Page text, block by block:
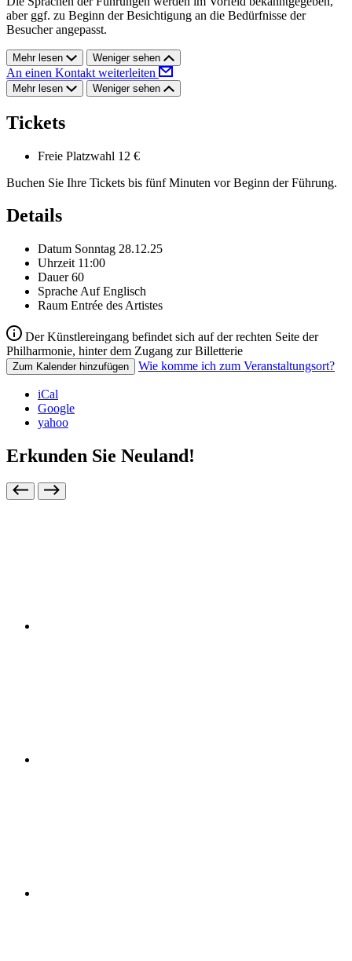
aber ggf. zu Beginn der Besichtigung an die Bedürfnisse der
Besucher angepasst.
Mehr lesen Weniger sehen
An einen Kontakt weiterleiten
Mehr lesen Weniger sehen
Tickets
Freie Platzwahl 12 €
Buchen Sie Ihre Tickets bis fünf Minuten vor Beginn der Führung.
Details
Datum Sonntag 28.12.25
Uhrzeit 11:00
Dauer 60
Sprache Auf Englisch
Raum Entrée des Artistes
Der Künstlereingang befindet sich auf der rechten Seite der
Philharmonie, hinter dem Zugang zur Billetterie
Zum Kalender hinzufügen Wie komme ich zum Veranstaltungsort?
iCal
Google
yahoo
Erkunden Sie Neuland!